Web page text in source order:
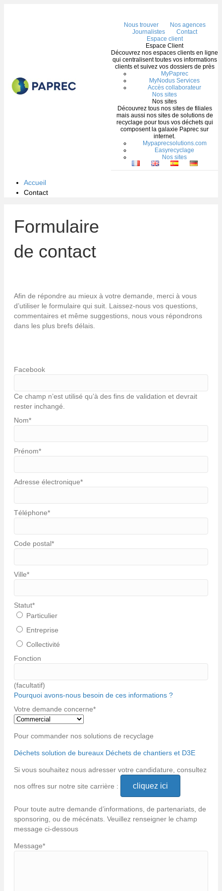
Nous trouver
Nos agences
Journalistes
Contact
Espace client
Espace Client
Découvrez nos espaces clients en ligne
qui centralisent toutes vos informations
clients et suivez vos dossiers de près
MyPaprec
MyNodus Services
Accès collaborateur
Nos sites
Nos sites
Découvrez tous nos sites de filiales
mais aussi nos sites de solutions de
recyclage pour tous vos déchets qui
composent la galaxie Paprec sur
internet.
Mypaprecsolutions.com
Easyrecyclage
Nos sites
Accueil
Contact
Formulaire
de contact
Afin de répondre au mieux à votre demande, merci à vous
d’utiliser le formulaire qui suit. Laissez-nous vos questions,
commentaires et même suggestions, nous vous répondrons
dans les plus brefs délais.
Facebook
Ce champ n’est utilisé qu’à des fins de validation et devrait
rester inchangé.
Nom*
Prénom*
Adresse électronique*
Téléphone*
Code postal*
Ville*
Statut*
Particulier
Entreprise
Collectivité
Fonction
(facultatif)
Pourquoi avons-nous besoin de ces informations ?
Votre demande concerne*
Pour commander nos solutions de recyclage
Déchets solution de bureaux Déchets de chantiers et D3E
Si vous souhaitez nous adresser votre candidature, consultez
nos offres sur notre site carrière : cliquez ici
Pour toute autre demande d’informations, de partenariats, de
sponsoring, ou de mécénats. Veuillez renseigner le champ
message ci-dessous
Message*